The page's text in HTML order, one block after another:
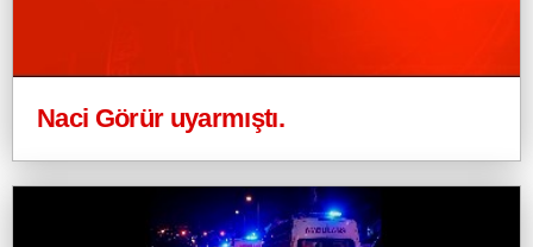
Naci Görür uyarmıştı.